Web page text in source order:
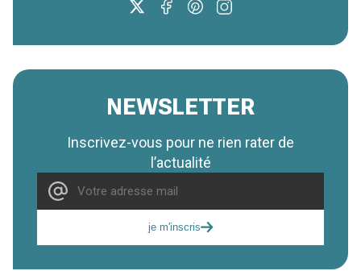
NEWSLETTER
Inscrivez-vous pour ne rien rater de
l’actualité
je m'inscris